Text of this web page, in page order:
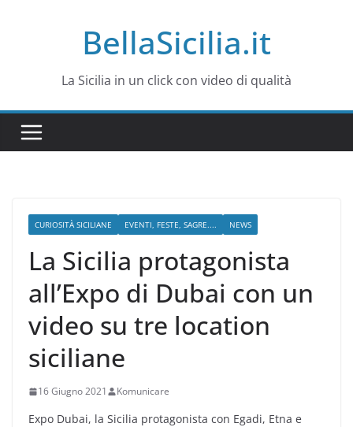
BellaSicilia.it
La Sicilia in un click con video di qualità
CURIOSITÀ SICILIANE EVENTI, FESTE, SAGRE.... NEWS
La Sicilia protagonista
all’Expo di Dubai con un
video su tre location
siciliane
16 Giugno 2021 Komunicare
Expo Dubai, la Sicilia protagonista con Egadi, Etna e